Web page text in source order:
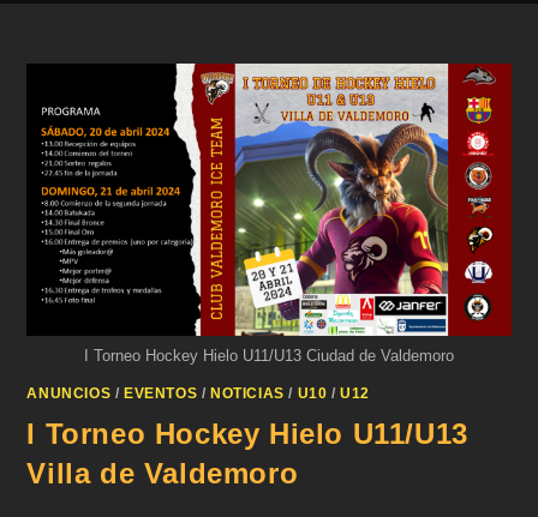
I Torneo Hockey Hielo U11/U13 Ciudad de Valdemoro
ANUNCIOS /EVENTOS /NOTICIAS / U10 /U12
I Torneo Hockey Hielo U11/U13
Villa de Valdemoro